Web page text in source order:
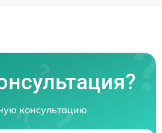
консультацию